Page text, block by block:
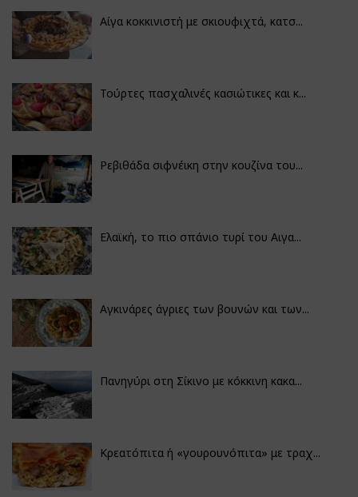
Αίγα κοκκινιστή με σκιουφιχτά, κατσ...
Τούρτες πασχαλινές κασιώτικες και κ...
Ρεβιθάδα σιφνέικη στην κουζίνα του...
Ελαϊκή, το πιο σπάνιο τυρί του Αιγα...
Αγκινάρες άγριες των βουνών και των...
Πανηγύρι στη Σίκινο με κόκκινη κακα...
Κρεατόπιτα ή «γουρουνόπιτα» με τραχ...